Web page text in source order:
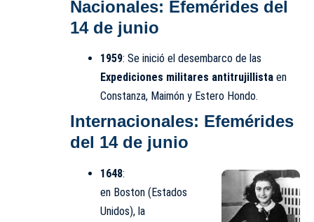
Nacionales: Efemérides del
14 de junio
1959: Se inició el desembarco de las
Expediciones militares antitrujillista en
Constanza, Maimón y Estero Hondo.
Internacionales: Efemérides
del 14 de junio
1648:
en Boston (Estados
Unidos), la